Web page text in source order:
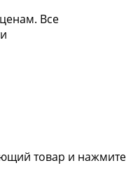
Все
товар и нажмите